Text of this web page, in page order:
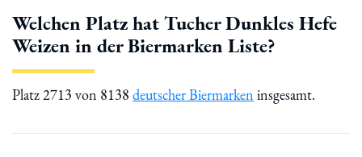
Welchen Platz hat Tucher Dunkles Hefe
Weizen in der Biermarken Liste?
Platz 2713 von 8138 deutscher Biermarken insgesamt.